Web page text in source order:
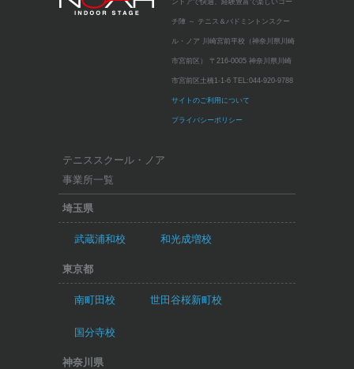
ンドアで快適、経験豊富で楽しいコー
チ陣 ～ テニス＆バドミントンスクー
ル・ノア 川崎宮前平校（神奈川県川崎
市宮前区） 〒216-0005 神奈川県川崎
市宮前区土橋1-1-6 TEL:044-920-9788
サイトのご利用について
プライバシーポリシー
テニススクール・ノア
事業所一覧
埼玉県
武蔵浦和校 和光成増校
東京都
南町田校 世田谷桜新町校
国分寺校
神奈川県